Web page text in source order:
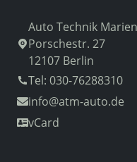
Auto Technik
Porschestr. 27
12107 Berlin
Tel: 030-76288310
info@atm-auto.de
vCard